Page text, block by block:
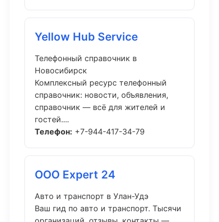
Yellow Hub Service
Телефонный справочник в
Новосибирск
Комплексный ресурс телефонный
справочник: новости, объявления,
справочник — всё для жителей и
гостей....
Телефон: +7-944-417-34-79
ООО Expert 24
Авто и транспорт в Улан-Удэ
Ваш гид по авто и транспорт. Тысячи